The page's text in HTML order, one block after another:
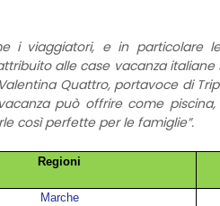
i viaggiatori, e in particolare
alle case vacanza italiane
Quattro, portavoce di
può offrire come
così perfette per le famiglie”.
Regioni
Marche